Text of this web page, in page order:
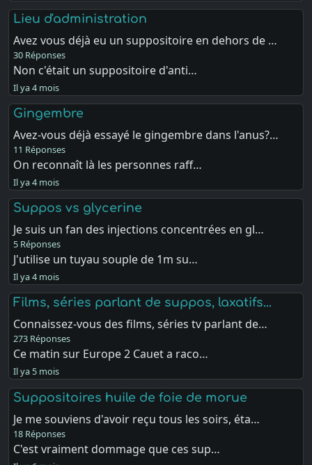
Lieu d'administration
Avez vous déjà eu un suppositoire en dehors de …
30 Réponses
Non c'était un suppositoire d'anti…
Il ya 4 mois
Gingembre
Avez-vous déjà essayé le gingembre dans l'anus?…
11 Réponses
On reconnaît là les personnes raff…
Il ya 4 mois
Suppos vs glycerine
Je suis un fan des injections concentrées en gl…
5 Réponses
J'utilise un tuyau souple de 1m su…
Il ya 4 mois
Films, séries parlant de suppos, laxatifs...
Connaissez-vous des films, séries tv parlant de…
273 Réponses
Ce matin sur Europe 2 Cauet a raco…
Il ya 5 mois
Suppositoires huile de foie de morue
Je me souviens d'avoir reçu tous les soirs, éta…
18 Réponses
C'est vraiment dommage que ces sup…